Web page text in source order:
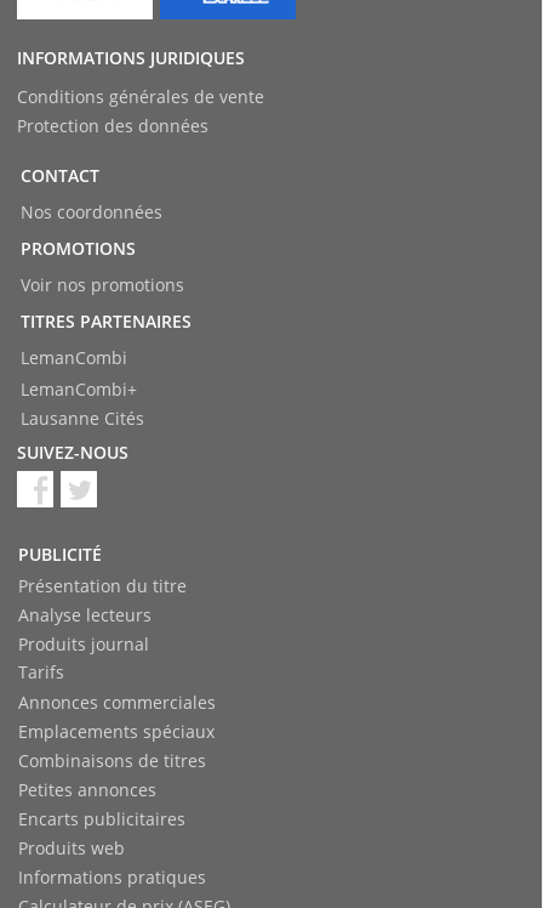
PUBLICITÉ
Présentation du titre
Analyse lecteurs
Produits journal
Tarifs
Annonces commerciales
Emplacements spéciaux
Combinaisons de titres
Petites annonces
Encarts publicitaires
Produits web
Informations pratiques
INFORMATIONS JURIDIQUES
Conditions générales de vente
Protection des données
CONTACT
Nos coordonnées
PROMOTIONS
Voir nos promotions
TITRES PARTENAIRES
LemanCombi
LemanCombi+
Lausanne Cités
SUIVEZ-NOUS